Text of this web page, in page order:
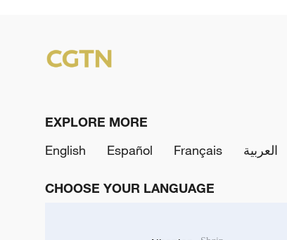
EXPLORE MORE
English
Español Français العربية
CHOOSE YOUR LANGUAGE